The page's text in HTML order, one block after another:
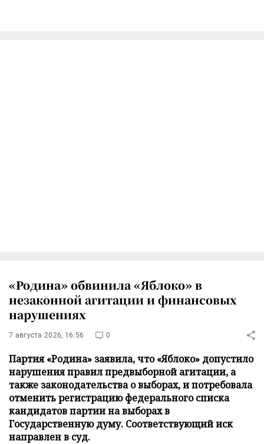
«Родина» обвинила «Яблоко» в
незаконной агитации и финансовых
нарушениях
7 августа 2026, 16:56 0
Партия «Родина» заявила, что «Яблоко» допустило
нарушения правил предвыборной агитации, а
также законодательства о выборах, и потребовала
отменить регистрацию федерального списка
кандидатов партии на выборах в
Государственную думу. Соответствующий иск
направлен в суд.